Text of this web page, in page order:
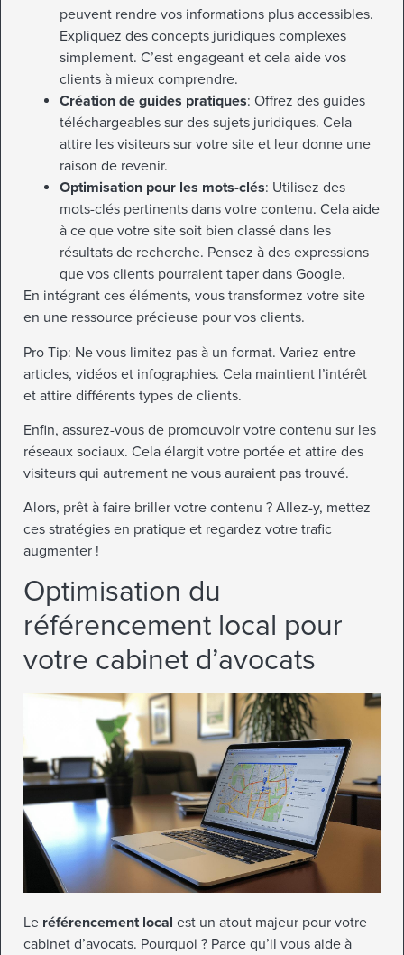
peuvent rendre vos informations plus accessibles.
Expliquez des concepts juridiques complexes
simplement. C’est engageant et cela aide vos
clients à mieux comprendre.
Création de guides pratiques: Offrez des guides
téléchargeables sur des sujets juridiques. Cela
attire les visiteurs sur votre site et leur donne une
raison de revenir.
Optimisation pour les mots-clés: Utilisez des
mots-clés pertinents dans votre contenu. Cela aide
à ce que votre site soit bien classé dans les
résultats de recherche. Pensez à des expressions
que vos clients pourraient taper dans Google.
En intégrant ces éléments, vous transformez votre site
en une ressource précieuse pour vos clients.
Pro Tip: Ne vous limitez pas à un format. Variez entre
articles, vidéos et infographies. Cela maintient l’intérêt
et attire différents types de clients.
Enfin, assurez-vous de promouvoir votre contenu sur les
réseaux sociaux. Cela élargit votre portée et attire des
visiteurs qui autrement ne vous auraient pas trouvé.
Alors, prêt à faire briller votre contenu ? Allez-y, mettez
ces stratégies en pratique et regardez votre trafic
augmenter !
Optimisation du
référencement local pour
votre cabinet d’avocats
Le référencement local est un atout majeur pour votre
cabinet d’avocats. Pourquoi ? Parce qu’il vous aide à